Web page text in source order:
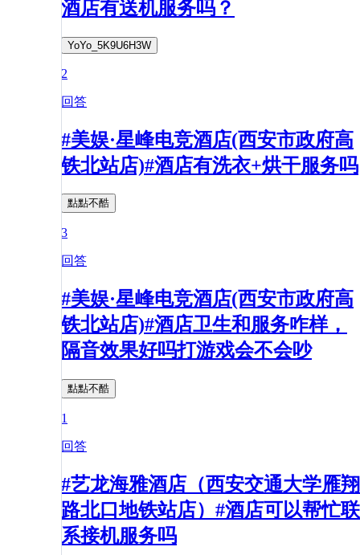
酒店有送机服务吗？
YoYo_5K9U6H3W
2
回答
#美娱·星峰电竞酒店(西安市政府高
铁北站店)#酒店有洗衣+烘干服务吗
點點不酷
3
回答
#美娱·星峰电竞酒店(西安市政府高
铁北站店)#酒店卫生和服务咋样，
隔音效果好吗打游戏会不会吵
點點不酷
1
回答
#艺龙海雅酒店（西安交通大学雁翔
路北口地铁站店）#酒店可以帮忙联
系接机服务吗